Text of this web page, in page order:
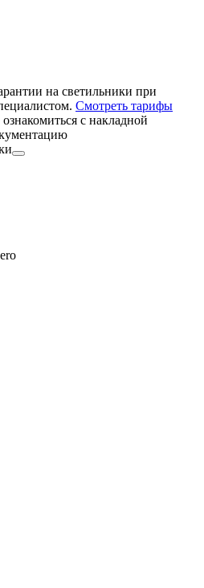
на светильники при
Смотреть тарифы
с накладной